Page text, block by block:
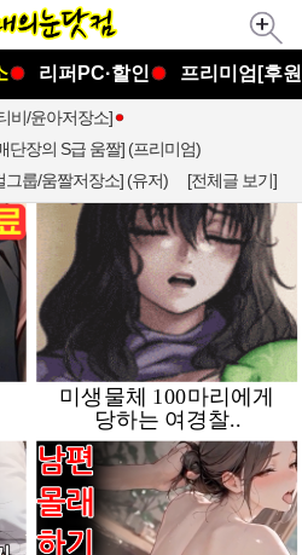
리퍼PC·할인 프리미엄[후
비/윤아저장소]
단장의 S급 움짤] (프리미엄)
그룹/움짤저장소] (유저) [전체글 보기]